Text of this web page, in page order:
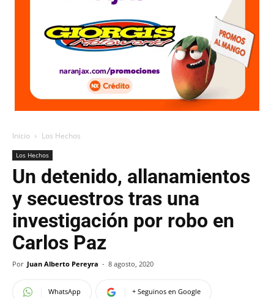
Inicio Los Hechos
Los Hechos
Un detenido, allanamientos
y secuestros tras una
investigación por robo en
Carlos Paz
Por Juan Alberto Pereyra - 8 agosto, 2020
WhatsApp + Seguinos en Google